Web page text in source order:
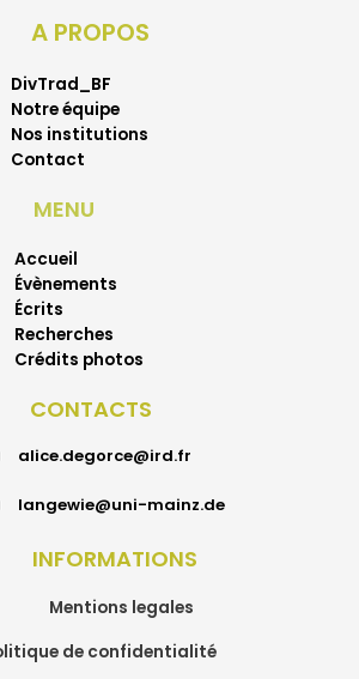
A PROPOS
DivTrad_BF
Notre équipe
Nos institutions
Contact
MENU
Accueil
Évènements
Écrits
Recherches
Crédits photos
CONTACTS
alice.degorce@ird.fr
langewie@uni-mainz.de
INFORMATIONS
Mentions legales
de confidentialité